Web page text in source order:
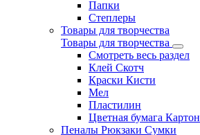
Папки
Степлеры
Товары для творчества
Товары для творчества
Смотреть весь раздел
Клей Скотч
Краски Кисти
Мел
Пластилин
Цветная бумага Картон
Пеналы Рюкзаки Сумки